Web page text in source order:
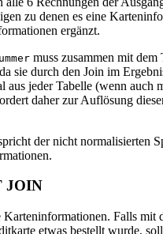
zu denen es eine
ergänzt.
muss zusammen mit dem
sie durch den Join im
aus jeder Tabelle (wenn auch
daher zur Auflösung
der nicht normalisierten
JOIN
Karteninformationen. Falls mit
etwas bestellt wurde,